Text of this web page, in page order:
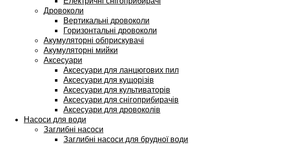
Дровоколи
Вертикальні дровоколи
Горизонтальні дровоколи
Акумуляторні обприскувачі
Акумуляторні мийки
Аксесуари
Аксесуари для ланцюгових пил
Аксесуари для кущорізів
Аксесуари для культиваторів
Аксесуари для снігоприбирачів
Аксесуари для дровоколів
Насоси для води
Заглибні насоси
Заглибні насоси для брудної води